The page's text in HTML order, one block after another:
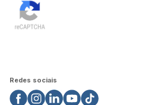
Redes sociais